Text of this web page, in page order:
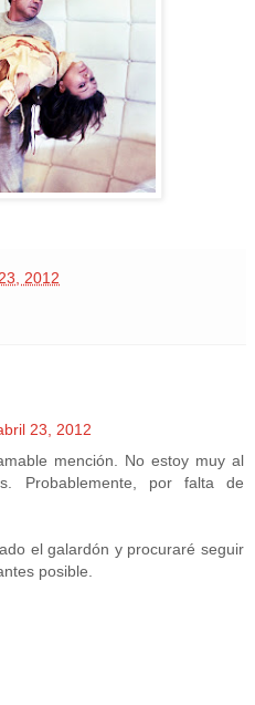
2012
23, 2012
mención. No estoy muy al
Probablemente, por falta de
el galardón y procuraré seguir
posible.